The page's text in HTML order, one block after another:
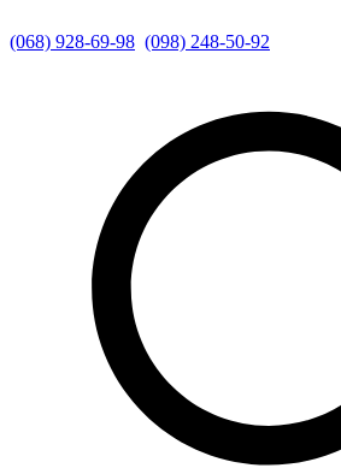
(068) 928-69-98 (098) 248-50-92